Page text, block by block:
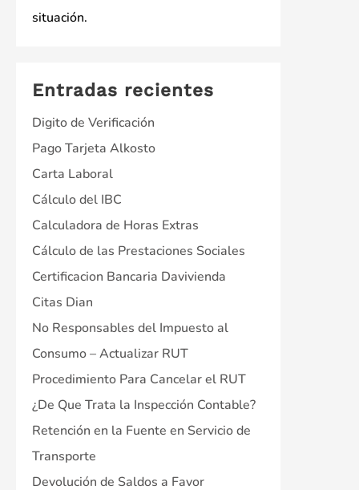
situación.
Entradas recientes
Digito de Verificación
Pago Tarjeta Alkosto
Carta Laboral
Cálculo del IBC
Calculadora de Horas Extras
Cálculo de las Prestaciones Sociales
Certificacion Bancaria Davivienda
Citas Dian
No Responsables del Impuesto al
Consumo – Actualizar RUT
Procedimiento Para Cancelar el RUT
¿De Que Trata la Inspección Contable?
Retención en la Fuente en Servicio de
Transporte
Devolución de Saldos a Favor